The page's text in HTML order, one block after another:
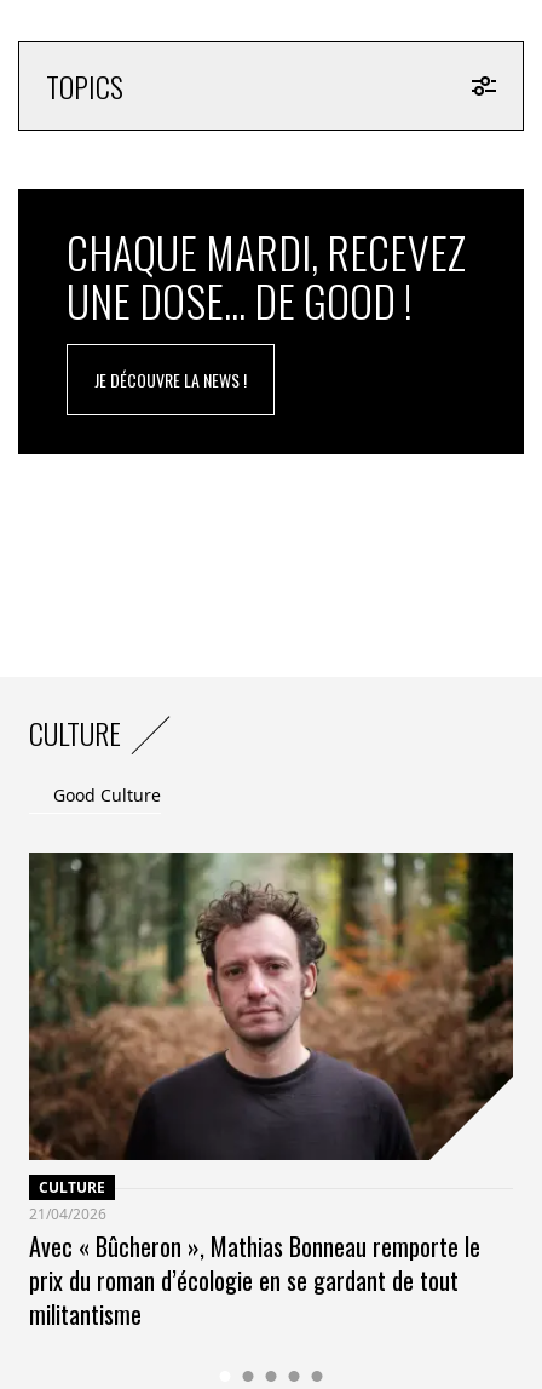
TOPICS
CHAQUE MARDI, RECEVEZ
UNE DOSE... DE GOOD !
JE DÉCOUVRE LA NEWS !
CULTURE
Good Culture
CULTURE
21/04/2026
Avec « Bûcheron », Mathias Bonneau remporte le
prix du roman d’écologie en se gardant de tout
militantisme